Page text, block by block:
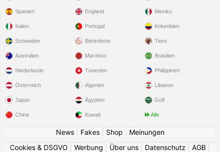
Spanien
Italien
Schweden
England
Portugal
Behinderte
Mexiko
Kolumbien
Tiere
Australien
Niederlande
Österreich
Japan
China
Marokko
Tunesien
Algerien
Ägypten
Kuwait
Brasilien
Philippinen
Libanon
Golf
Alle
News| Fakes| Shop
Meinungen
Cookies & DSGVO
Werbung Über uns Datenschutz AGB